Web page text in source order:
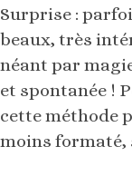
Surprise :
beaux, très
néant par
et spontanée !
cette méthode
moins